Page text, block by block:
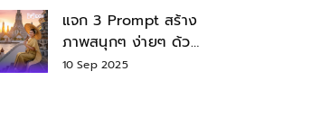
แจก 3 Prompt สร้าง
ภาพสนุกๆ ง่ายๆ ด้วย
Nano Banana ใน
10 Sep 2025